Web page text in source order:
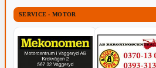
SERVICE - MOTOR